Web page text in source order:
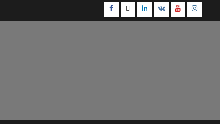
Facebook
TwitterLinkedin
VK Youtube